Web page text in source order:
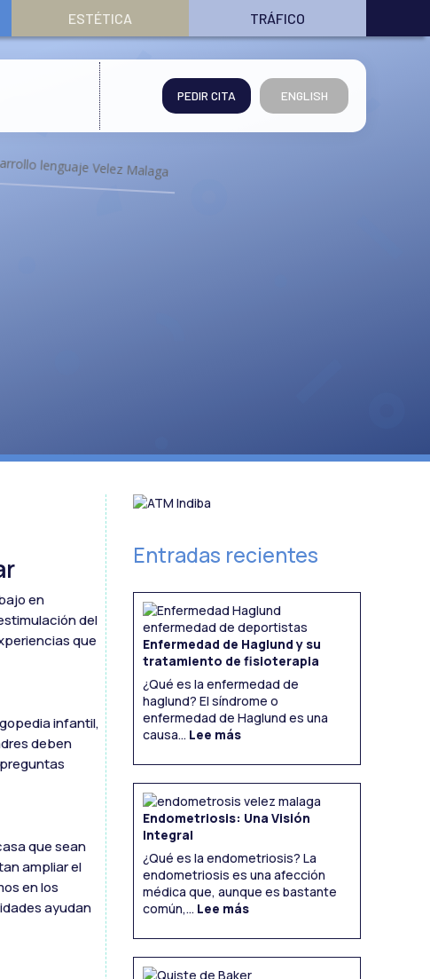
ESTÉTICA TRÁFICO
ENGLISH
PEDIR CITA
en
del
que
infantil,
deben
que sean
ampliar el
en los
ayudan
Entradas recientes
Enfermedad de Haglund y su
tratamiento de fisioterapia
¿Qué es la enfermedad de
haglund? El síndrome o
enfermedad de Haglund es una
causa... Lee más:
Enfermedad
de
Haglund
de
fisioterapia
Endometriosis: Una Visión
Integral
¿Qué es la endometriosis? La
endometriosis es una afección
médica que, aunque es bastante
común,... Lee más:
Endometriosis:
Una
Visión